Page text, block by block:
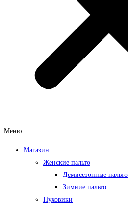
Меню
Магазин
Женские пальто
Демисезонные пальто
Зимние пальто
Пуховики